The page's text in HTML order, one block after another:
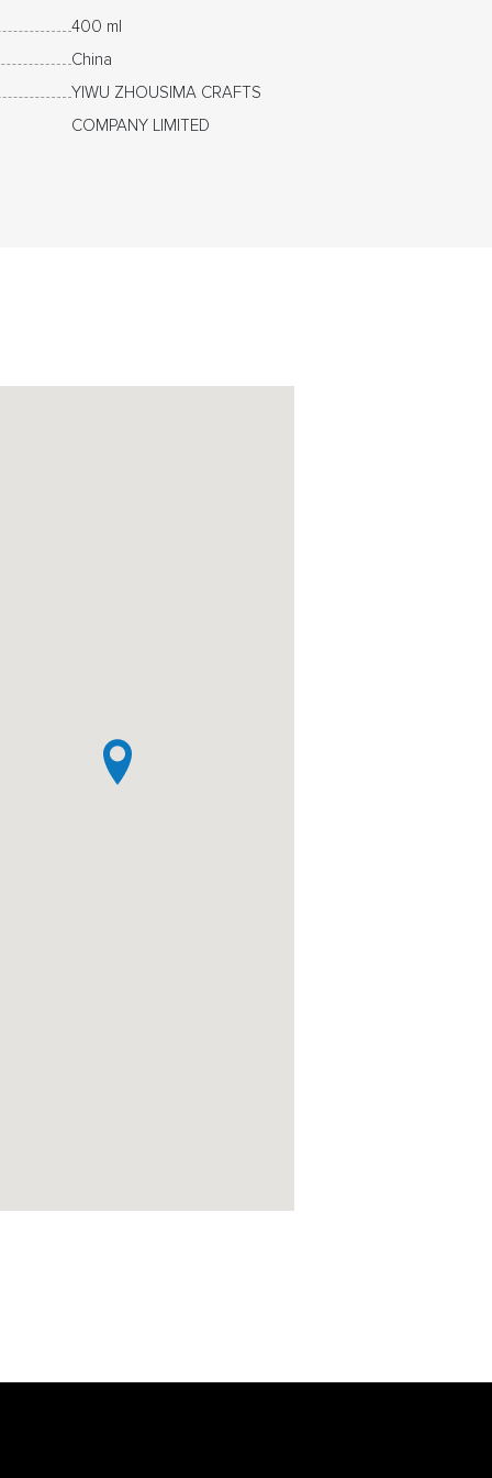
400 ml
China
YIWU ZHOUSIMA CRAFTS
COMPANY LIMITED